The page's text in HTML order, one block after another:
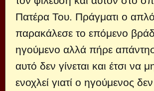
Πατέρα Του. Πράγματι ο
παρακάλεσε το επόμενο
ηγούμενο αλλά πήρε
αυτό δεν γίνεται και έτσι να
ενοχλεί γιατί ο ηγούμενος δεν